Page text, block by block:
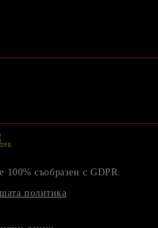
съобразен с GDPR.
политика